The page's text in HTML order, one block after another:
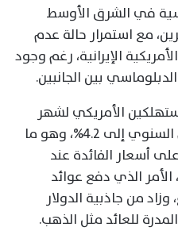
في الشرق الأوسط
مع استمرار حالة عدم
الإيرانية، رغم وجود
بين الجانبين.
الأمريكي لشهر
مايو قد أظهرت ارتفاع التضخم السنوي إلى 4.2%، وهو ما
أسعار الفائدة عند
الذي دفع عوائد
وزاد من جاذبية الدولار
للعائد مثل الذهب.